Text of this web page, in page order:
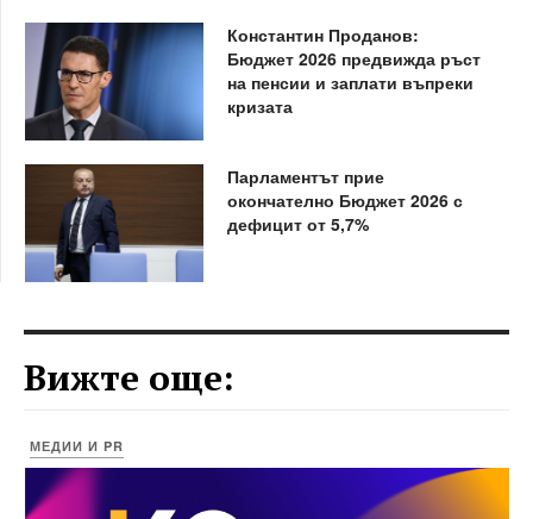
Константин Проданов:
Бюджет 2026 предвижда ръст
на пенсии и заплати въпреки
кризата
Парламентът прие
окончателно Бюджет 2026 с
дефицит от 5,7%
Вижте още:
МЕДИИ И PR